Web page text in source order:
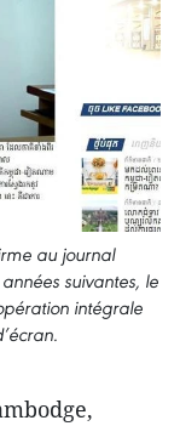
au journal
suivantes, le
intégrale